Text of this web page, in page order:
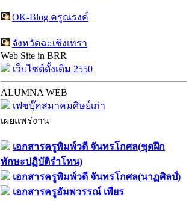
OK-Blog ครูณรงค์
จังหวัดฉะเชิงเทรา
Web Site in BRR
เว็บไซต์ดั้งเดิม 2550
ALUMNA WEB
เฟซบุ๊คสมาคมศิษย์เก่า
เผยแพร่งาน
เอกสารครูพิมพ์วดี จันทรโกศล(ชุดฝึก
ทักษะปฏิบัติรำโทน)
เอกสารครูพิมพ์วดี จันทรโกศล(นาฏศิลป์)
เอกสารครูอัมพวรรณ์ เพียร